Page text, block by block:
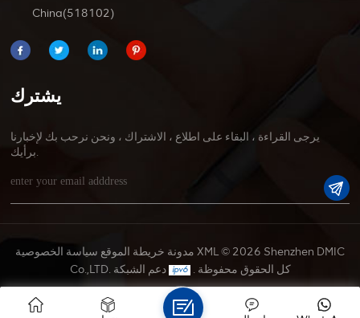
China(518102)
يشترك
يرجى القراءة ، البقاء على اطلاع ، الاشتراك ، ونحن نرحب بك لإخبارنا
برأيك.
مدونة خريطة الموقع سياسة الخصوصية XML© 2026 Shenzhen DMIC
Co.,LTD. كل الحقوق محفوظة .
دعم الشبكة